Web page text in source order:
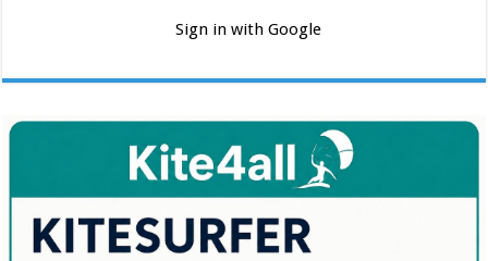
Sign in with Google